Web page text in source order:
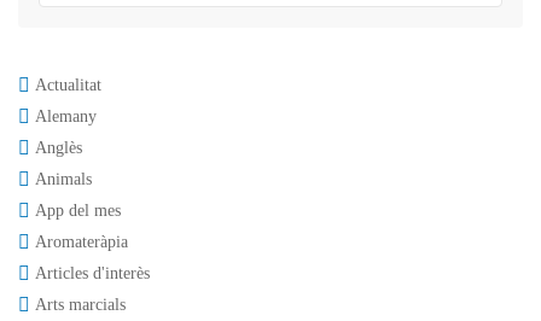
Actualitat
Alemany
Anglès
Animals
App del mes
Aromateràpia
Articles d'interès
Arts marcials